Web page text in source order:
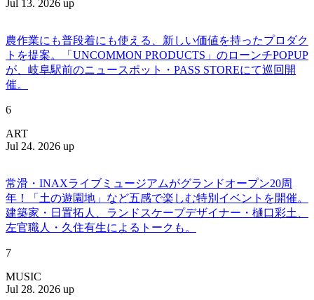
Jul 13. 2026 up
農作業にも普段着にも使える、新しい価値を持ったプロダク
トを提案。「UNCOMMON PRODUCTS」のローンチPOPUP
が、岐阜駅前のニュースポット・PASS STOREにて巡回開
催。
6
ART
Jul 24. 2026 up
常滑・INAXライブミュージアムがグランドオープン20周
年！「土の遊園地」など五感で楽しむ特別イベントを開催。
建築家・日置拓人、ランドスケープデザイナー・樋口彩土、
左官職人・久住有生によるトークも。
7
MUSIC
Jul 28. 2026 up